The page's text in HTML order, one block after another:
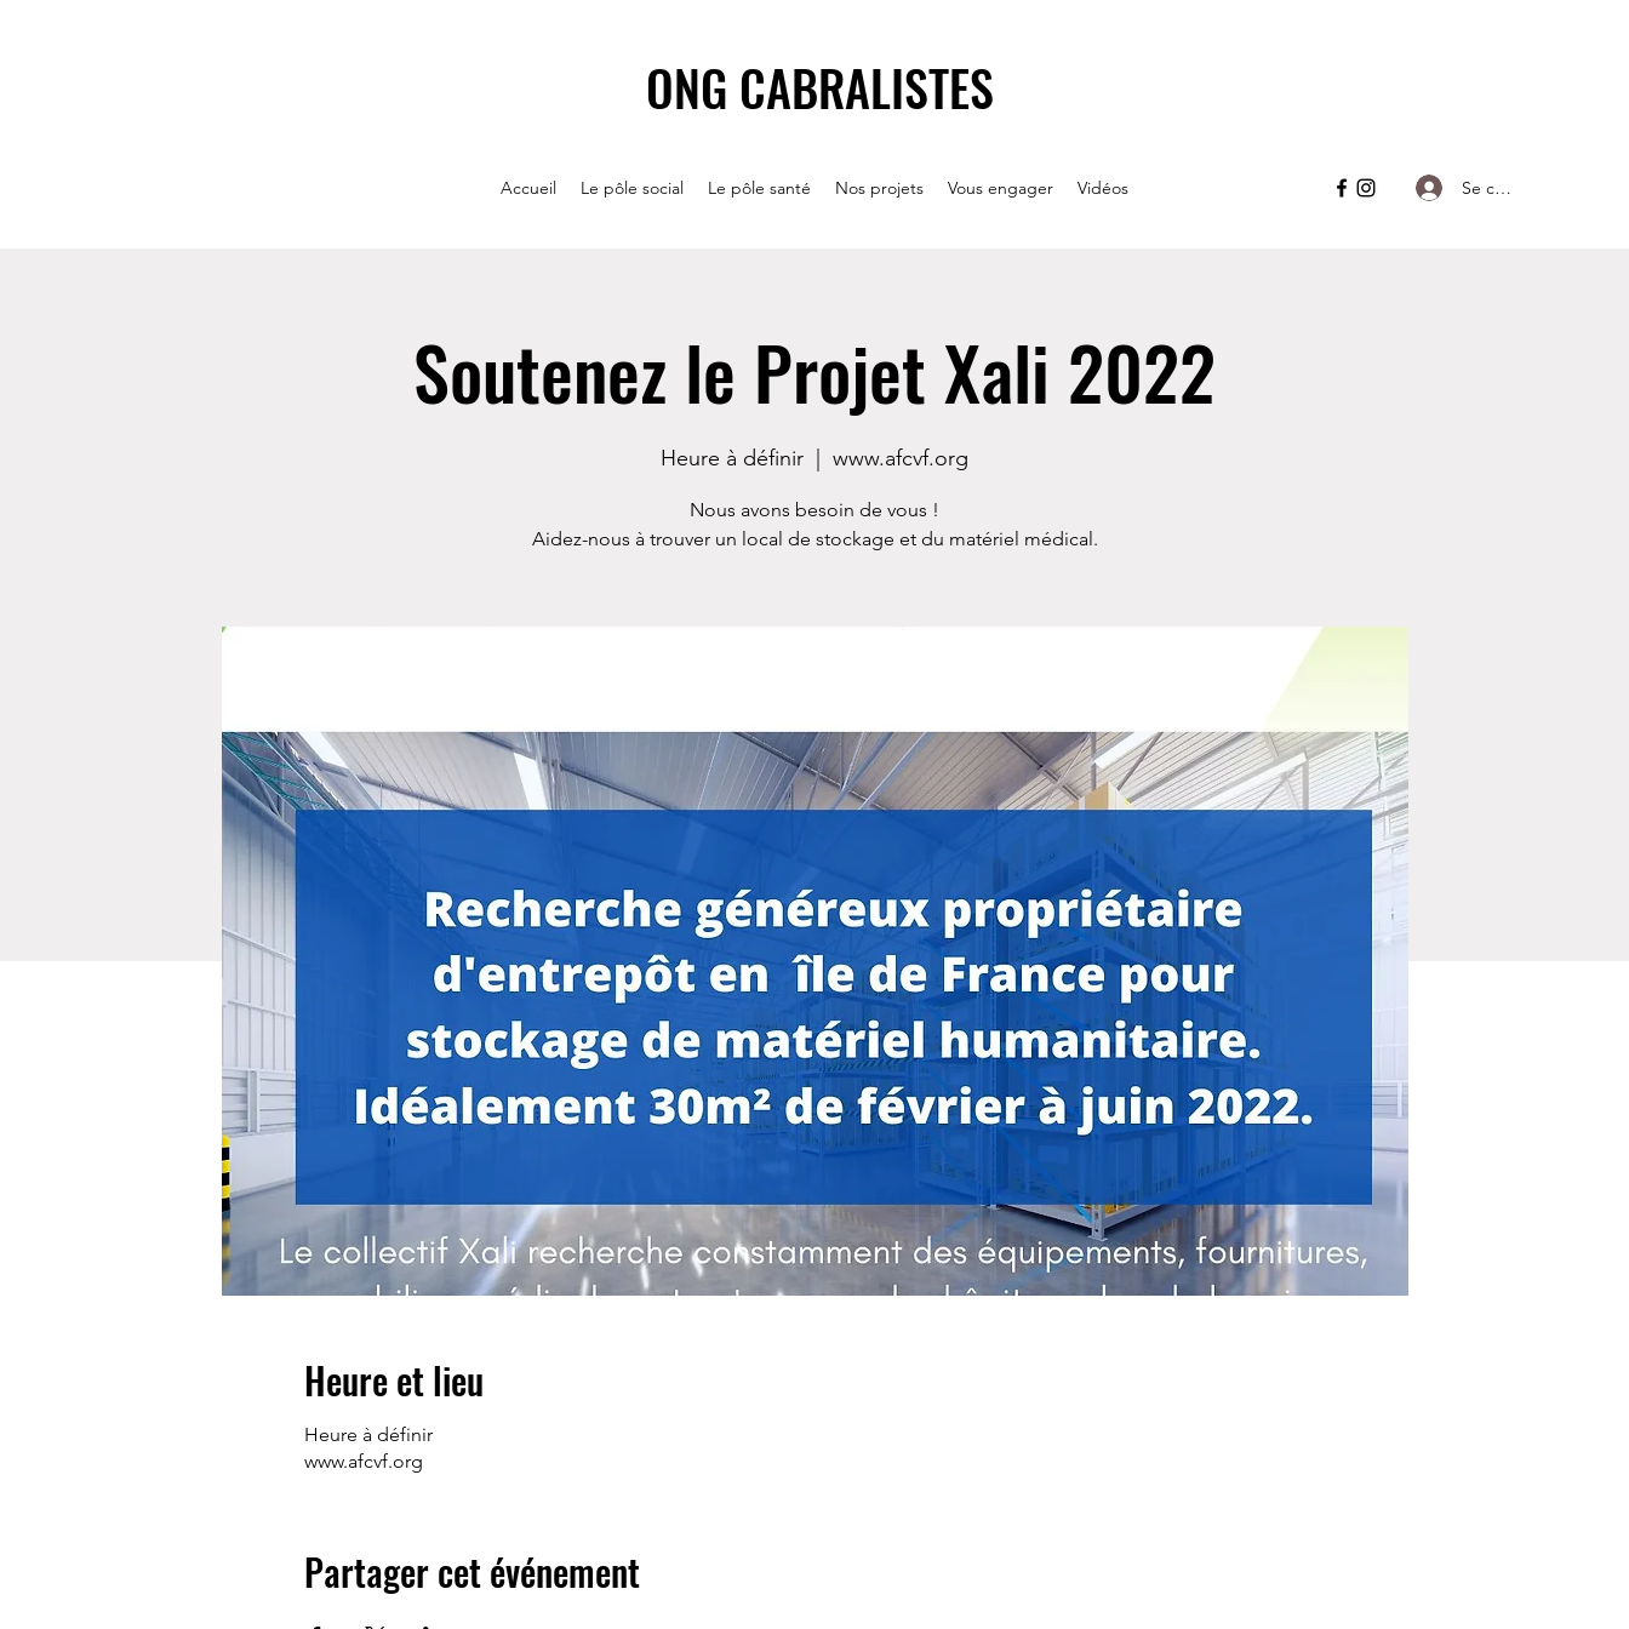
ONG CABRALISTES
Accueil Le pôle social Le pôle santé Nos projets Vous engager Vidéos Se connecter
Soutenez le Projet Xali 2022
Heure à définir www.afcvf.org
Nous avons besoin de vous !
Aidez-nous à trouver un local de stockage et du matériel médical.
Heure et lieu
Heure à définir
www.afcvf.org
Partager cet événement